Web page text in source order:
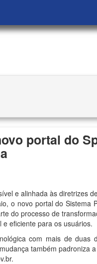
portal do
e alinhada às diretrizes
o novo portal do Sistema
do processo de
eficiente para os usuários.
com mais de duas
também padroniza